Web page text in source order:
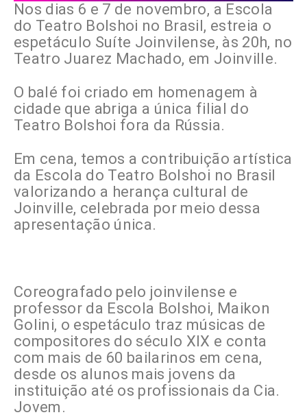
Nos dias 6 e 7 de novembro, a Escola
do Teatro Bolshoi no Brasil, estreia o
espetáculo Suíte Joinvilense, às 20h, no
Teatro Juarez Machado, em Joinville.
O balé foi criado em homenagem à
cidade que abriga a única filial do
Teatro Bolshoi fora da Rússia.
Em cena, temos a contribuição artística
da Escola do Teatro Bolshoi no Brasil
valorizando a herança cultural de
Joinville, celebrada por meio dessa
apresentação única.
Coreografado pelo joinvilense e
professor da Escola Bolshoi, Maikon
Golini, o espetáculo traz músicas de
compositores do século XIX e conta
com mais de 60 bailarinos em cena,
desde os alunos mais jovens da
instituição até os profissionais da Cia.
Jovem.